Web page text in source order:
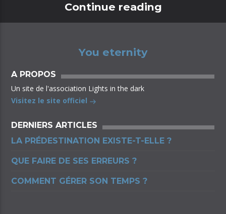
Continue reading
You eternity
A PROPOS
Un site de l'association Lights in the dark
Visitez le site officiel
DERNIERS ARTICLES
LA PRÉDESTINATION EXISTE-T-ELLE ?
QUE FAIRE DE SES ERREURS ?
COMMENT GÉRER SON TEMPS ?